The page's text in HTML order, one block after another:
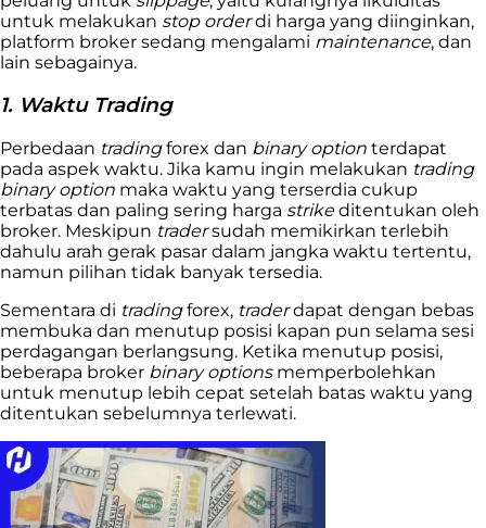
untuk melakukan stop orderdi harga yang diinginkan,
platform broker sedang mengalami maintenance, dan
lain sebagainya.
1. Waktu Trading
Perbedaan tradingforex dan binary option terdapat
pada aspek waktu. Jika kamu ingin melakukan trading
binary option maka waktu yang terserdia cukup
terbatas dan paling sering harga strikeditentukan oleh
broker. Meskipun tradersudah memikirkan terlebih
dahulu arah gerak pasar dalam jangka waktu tertentu,
namun pilihan tidak banyak tersedia.
Sementara di tradingforex, traderdapat dengan bebas
membuka dan menutup posisi kapan pun selama sesi
perdagangan berlangsung. Ketika menutup posisi,
beberapa broker binary optionsmemperbolehkan
untuk menutup lebih cepat setelah batas waktu yang
ditentukan sebelumnya terlewati.